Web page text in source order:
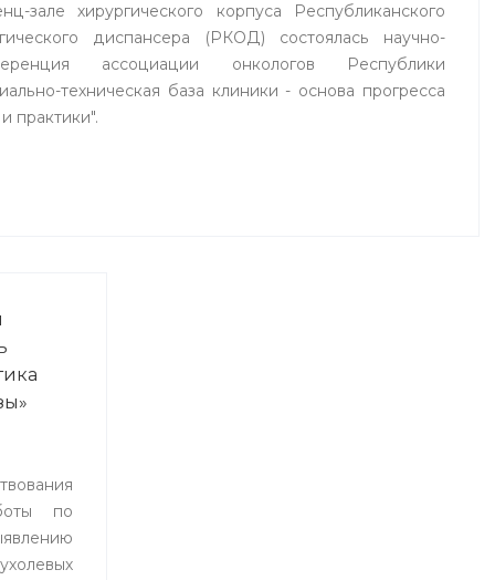
зале хирургического корпуса Республиканского
диспансера (РКОД) состоялась научно-
ассоциации онкологов Республики
техническая база клиники - основа прогресса
практики".
по